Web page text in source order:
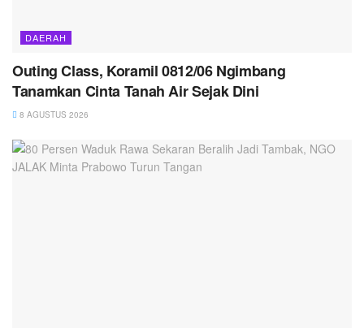
DAERAH
Outing Class, Koramil 0812/06 Ngimbang
Tanamkan Cinta Tanah Air Sejak Dini
8 AGUSTUS 2026